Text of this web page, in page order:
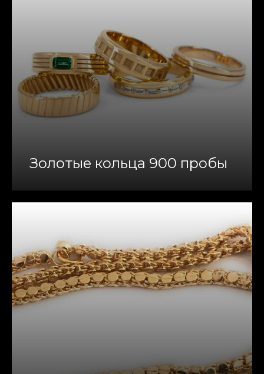
Золотые кольца 900 пробы